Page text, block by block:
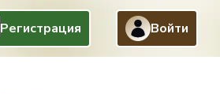
Регистрация Войти